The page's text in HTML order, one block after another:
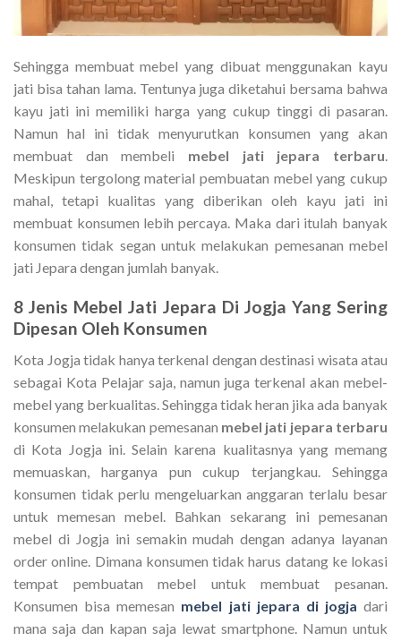
Sehingga membuat mebel yang dibuat menggunakan kayu
jati bisa tahan lama. Tentunya juga diketahui bersama bahwa
kayu jati ini memiliki harga yang cukup tinggi di pasaran.
Namun hal ini tidak menyurutkan konsumen yang akan
membuat dan membeli mebel jati jepara terbaru
Meskipun tergolong material pembuatan mebel yang cukup
mahal, tetapi kualitas yang diberikan oleh kayu jati ini
membuat konsumen lebih percaya. Maka dari itulah banyak
konsumen tidak segan untuk melakukan pemesanan mebel
jati Jepara dengan jumlah banyak.
8 Jenis Mebel Jati Jepara Di Jogja Yang Sering
Dipesan Oleh Konsumen
Kota Jogja tidak hanya terkenal dengan destinasi wisata atau
sebagai Kota Pelajar saja, namun juga terkenal akan mebel-
mebel yang berkualitas. Sehingga tidak heran jika ada banyak
konsumen melakukan pemesanan mebel jati jepara terbaru
di Kota Jogja ini. Selain karena kualitasnya yang memang
memuaskan, harganya pun cukup terjangkau. Sehingga
konsumen tidak perlu mengeluarkan anggaran terlalu besar
untuk memesan mebel. Bahkan sekarang ini pemesanan
mebel di Jogja ini semakin mudah dengan adanya layanan
order online. Dimana konsumen tidak harus datang ke lokasi
tempat pembuatan mebel untuk membuat pesanan.
Konsumen bisa memesan mebel jati jepara di jogja dari
mana saja dan kapan saja lewat smartphone. Namun untuk